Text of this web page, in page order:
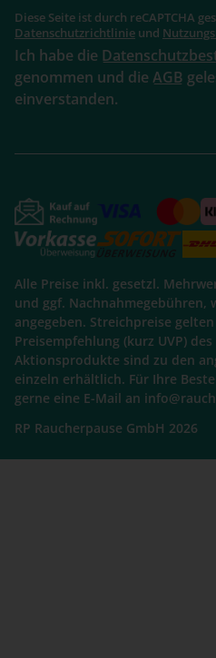
Diese Seite ist durch reCAPTCHA
Datenschutzrichtlinie und
Ich habe die
genommen und die AGB
einverstanden.
Alle Preise inkl. gesetzl.
und ggf. Nachnahmegebühren,
angegeben. Streichpreise
Preisempfehlung (kurz UVP)
Aktionsprodukte sind zu den
einzeln erhältlich. Für Ihre
gerne eine E-Mail an
RP Raucherpause GmbH 2026